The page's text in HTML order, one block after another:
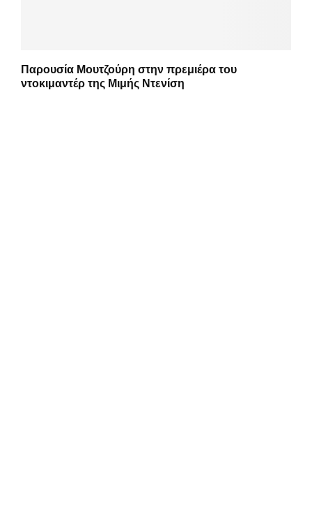
Παρουσία Μουτζούρη στην πρεμιέρα του
ντοκιμαντέρ της Μιμής Ντενίση